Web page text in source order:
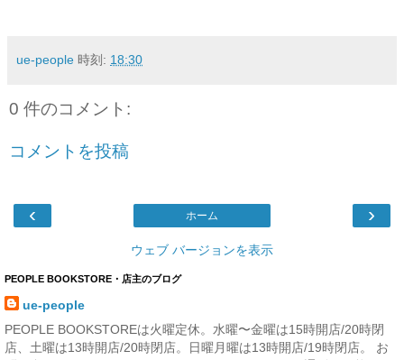
ue-people 時刻: 18:30
0 件のコメント:
コメントを投稿
‹ ›
ホーム
ウェブ バージョンを表示
PEOPLE BOOKSTORE・店主のブログ
ue-people
PEOPLE BOOKSTOREは火曜定休。水曜〜金曜は15時開店/20時閉
店、土曜は13時開店/20時閉店。日曜月曜は13時開店/19時閉店。 お